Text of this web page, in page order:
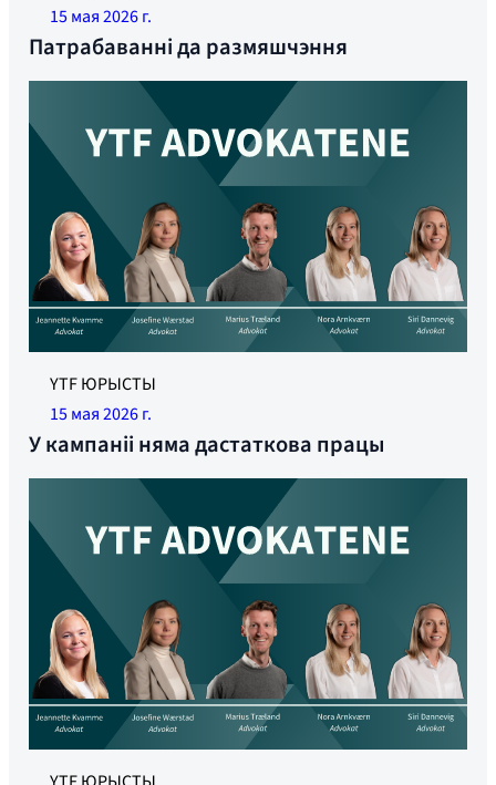
15 мая 2026 г.
Патрабаванні да размяшчэння
YTF ЮРЫСТЫ
15 мая 2026 г.
У кампаніі няма дастаткова працы